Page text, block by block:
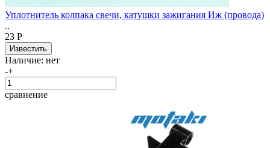
Уплотнитель колпака свечи, катушки зажигания Иж (провода)
..
23 Р
Наличие: нет
-+
сравнение